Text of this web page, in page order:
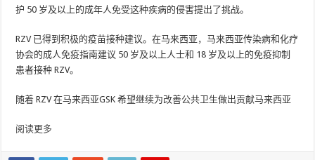
护 50 岁及以上的成年人免受这种疾病的侵害提出了挑战。
RZV 已得到积极的疫苗接种建议。在马来西亚，马来西亚传染病和化疗
协会的成人免疫指南建议 50 岁及以上人士和 18 岁及以上的免疫抑制
患者接种 RZV。
随着 RZV 在马来西亚GSK 希望继续为改善公共卫生做出贡献马来西亚
阅读更多